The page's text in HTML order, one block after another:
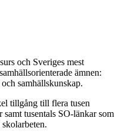
och Sveriges mest
ämnen:
samhällskunskap.
tillgång till flera tusen
tusentals SO-länkar som